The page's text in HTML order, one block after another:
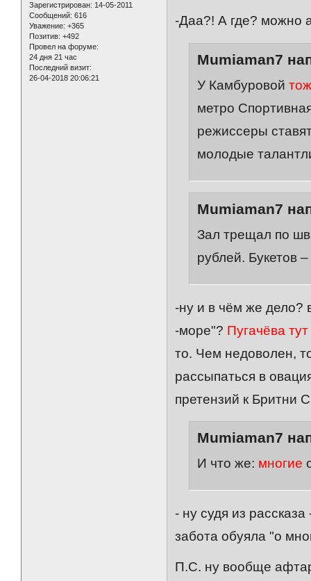
Зарегистрирован: 14-05-2011
Сообщений: 616
Уважение: +365
Позитив: +492
Провел на форуме:
24 дня 21 час
Последний визит:
26-04-2018 20:06:21
-Даа?! А где? можно
Mumiaman7
У Камбуровой
метро
режиссеры
молодые
Mumiaman7
Зал трещал по
рублей. Букетов
-ну и в чём же дело?
-море"? Пугачёва
то. Чем недоволен,
рассыпаться в
претензий к Бритни
Mumiaman7
И что же: многие
- ну судя из
забота обуяла "о
П.С. ну вообще